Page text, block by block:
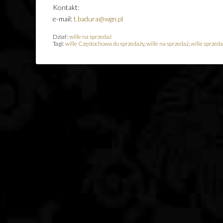
Kontakt:
e-mail:t.badura@wgn.pl
Dział: wille na sprzedaż
Tagi: wille Częstochowa do sprzedaży,wille na sprzedaż,wille